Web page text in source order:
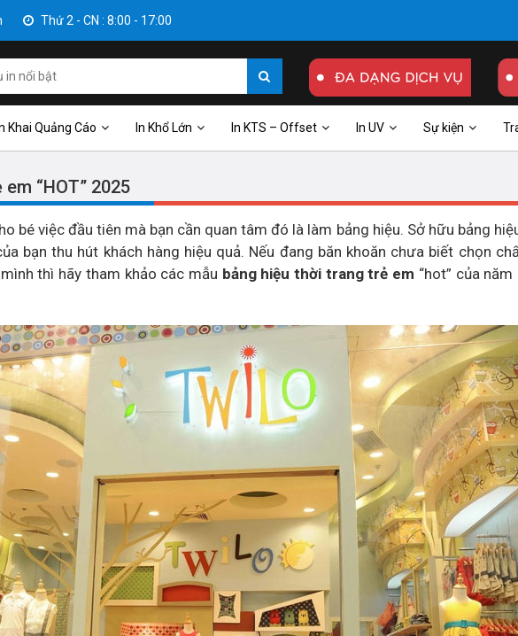
Thứ 2 - CN : 8:00 - 17:00
Khai Quảng Cáo In Khổ Lớn In KTS – Offset In UV Sự kiện
“HOT” 2025
bé việc đầu tiên mà bạn cần quan tâm đó là làm bảng hiệu. Sở hữu bảng
bạn thu hút khách hàng hiệu quả. Nếu đang băn khoăn chưa biết chọn
thì hãy tham khảo các mẫu bảng hiệu thời trang trẻ em “hot” của